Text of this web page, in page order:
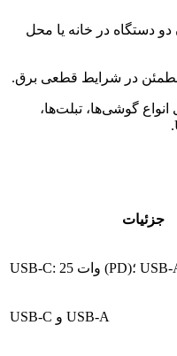
دستگاه در خانه یا محل
در شرایط قطعی برق.
گوشی‌ها، تبلت‌ها،
جزئیات
USB-C و USB-A